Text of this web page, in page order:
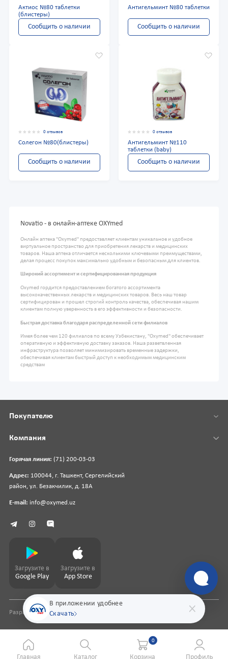
Актиос №80 таблетки
(блистеры)
Сообщить о наличии
Антигельминт №80 таблетки
Сообщить о наличии
0 отзывов
Солегон №80(блистеры)
Сообщить о наличии
0 отзывов
Антигельминт №110
таблетки (baby)
Сообщить о наличии
Novatio - в онлайн-аптеке OXYmed
Онлайн аптека "Oxymed" предоставляет клиентам уникальное и удобное
виртуальное пространство для приобретения лекарств и медицинских
товаров. Наша аптека отличается несколькими ключевыми преимуществами,
делая процесс покупок максимально удобным и безопасным для клиентов.
Широкий ассортимент и сертифицированная продукция
Oxymed гордится предоставлением богатого ассортимента
высококачественных лекарств и медицинских товаров. Весь наш товар
сертифицирован и прошел строгий контроль качества, обеспечивая нашим
клиентам полную уверенность в его эффективности и безопасности.
Быстрая доставка благодаря распределенной сети филиалов
Имея более чем 120 филиалов по всему Узбекистану, "Oxymed" обеспечивает
оперативную и эффективную доставку заказов. Наша разветвленная
инфраструктура позволяет минимизировать временные задержки,
обеспечивая клиентам быстрый доступ к необходимым медицинским
средствам
В приложении удобнее
Скачать
Горячая линия: (71) 200-03-03
Адрес: 100044, г. Ташкент, Сергелийский
район, ул. Безакчилик, д. 18А
E-mail: info@oxymed.uz
Покупателю
Компания
Загрузите в
Google Play
Загрузите в
App Store
Разработка сайтаpharmit.uz
Главная Каталог
0
Корзина Профиль